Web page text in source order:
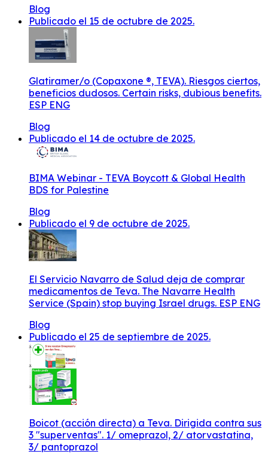
Blog
Publicado el 15 de octubre de 2025.
Glatiramer/o (Copaxone ®, TEVA). Riesgos ciertos,
beneficios dudosos. Certain risks, dubious benefits.
ESP ENG
Blog
Publicado el 14 de octubre de 2025.
BIMA Webinar - TEVA Boycott & Global Health
BDS for Palestine
Blog
Publicado el 9 de octubre de 2025.
El Servicio Navarro de Salud deja de comprar
medicamentos de Teva. The Navarre Health
Service (Spain) stop buying Israel drugs. ESP ENG
Blog
Publicado el 25 de septiembre de 2025.
Boicot (acción directa) a Teva. Dirigida contra sus
3 "superventas". 1/ omeprazol, 2/ atorvastatina,
3/ pantoprazol